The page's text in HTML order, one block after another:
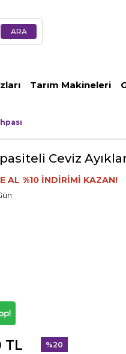
Tarım Makineleri
Ceviz
AL %10 İNDİRİMİ KAZAN!
TL %20